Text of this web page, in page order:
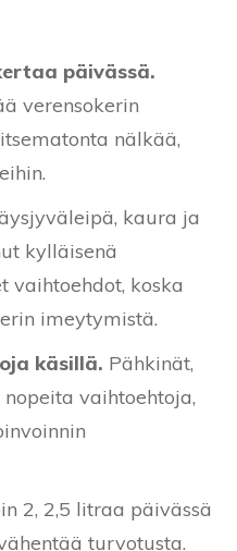
päivässä.
verensokerin
nälkää,
kaura ja
kylläisenä
vaihtoehdot, koska
imeytymistä.
käsillä. Pähkinät,
vaihtoehtoja,
2, 2,5 litraa päivässä
turvotusta.